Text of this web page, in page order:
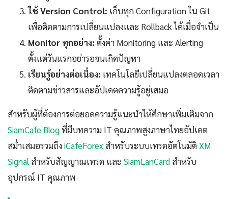
ใช้ Version Control: เก็บทุก Configuration ใน Git
เพื่อติดตามการเปลี่ยนแปลงและ Rollback ได้เมื่อจำเป็น
Monitor ทุกอย่าง: ตั้งค่า Monitoring และ Alerting
ตั้งแต่วันแรกอย่ารอจนเกิดปัญหา
เรียนรู้อย่างต่อเนื่อง: เทคโนโลยีเปลี่ยนแปลงตลอดเวลา
ติดตามข่าวสารและอัปเดตความรู้อยู่เสมอ
สำหรับผู้ที่ต้องการต่อยอดความรู้แนะนำให้ศึกษาเพิ่มเติมจาก
SiamCafe Blogที่มีบทความ IT คุณภาพสูงภาษาไทยอัปเดต
สม่ำเสมอรวมถึงiCafeForex สำหรับระบบเทรดอัตโนมัติ XM
Signal สำหรับสัญญาณเทรด และ SiamLanCard สำหรับ
อุปกรณ์ IT คุณภาพ